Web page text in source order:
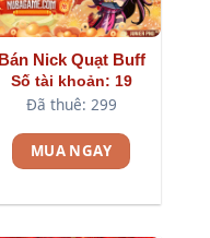
Bán Nick Quạt Buff
Số tài khoản: 19
Đã thuê: 299
MUA NGAY